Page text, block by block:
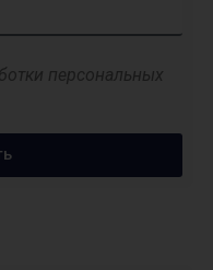
персональных